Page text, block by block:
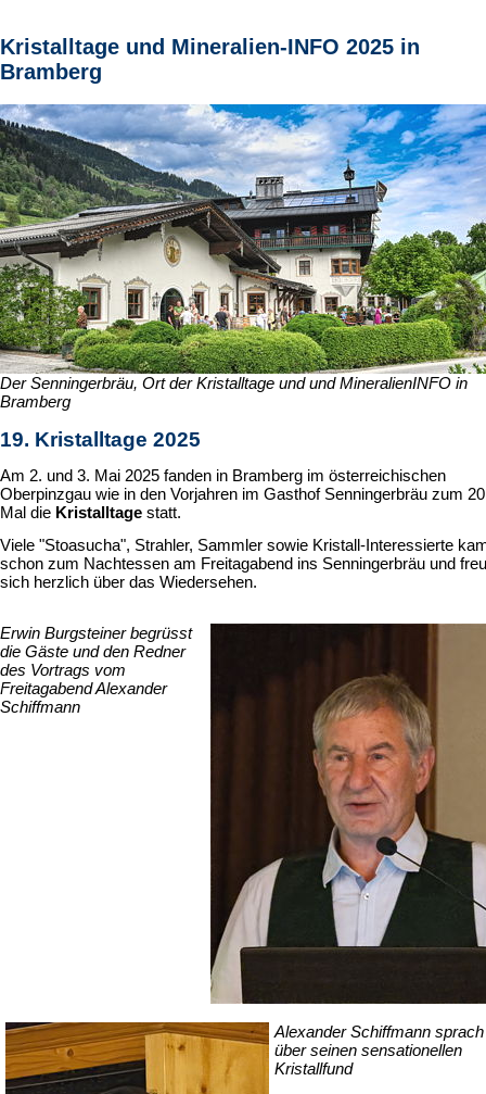
Kristalltage und Mineralien-INFO 2025 in
Bramberg
Der Senningerbräu, Ort der Kristalltage und und MineralienINFO in
Bramberg
19. Kristalltage 2025
Am 2. und 3. Mai 2025 fanden in Bramberg im österreichischen
Oberpinzgau wie in den Vorjahren im Gasthof Senningerbräu zum
Mal die Kristalltage statt.
Viele "Stoasucha", Strahler, Sammler sowie Kristall-Interessierte
schon zum Nachtessen am Freitagabend ins Senningerbräu und
sich herzlich über das Wiedersehen.
Erwin Burgsteiner begrüsst
die Gäste und den Redner
des Vortrags vom
Freitagabend Alexander
Schiffmann
Alexander Schiffmann sprach
über seinen sensationellen
Kristallfund